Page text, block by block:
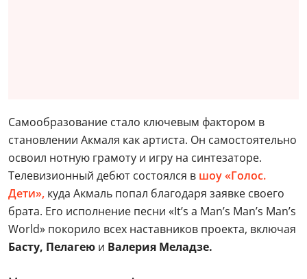
Самообразование стало ключевым фактором в
становлении Акмаля как артиста. Он самостоятельно
освоил нотную грамоту и игру на синтезаторе.
Телевизионный дебют состоялся в шоу «Голос.
Дети», куда Акмаль попал благодаря заявке своего
брата. Его исполнение песни «It’s a Man’s Man’s Man’s
World» покорило всех наставников проекта, включая
Басту, Пелагею и Валерия Меладзе.